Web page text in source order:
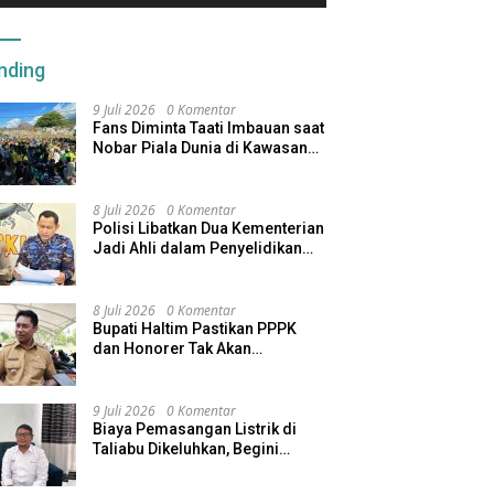
9 Juli 2026 0 Komentar
Fans Diminta Taati Imbauan saat
Nobar Piala Dunia di Kawasan
8 Juli 2026 0 Komentar
Polisi Libatkan Dua Kementerian
Jadi Ahli dalam Penyelidikan
8 Juli 2026 0 Komentar
Bupati Haltim Pastikan PPPK
dan Honorer Tak Akan
9 Juli 2026 0 Komentar
Biaya Pemasangan Listrik di
Taliabu Dikeluhkan, Begini